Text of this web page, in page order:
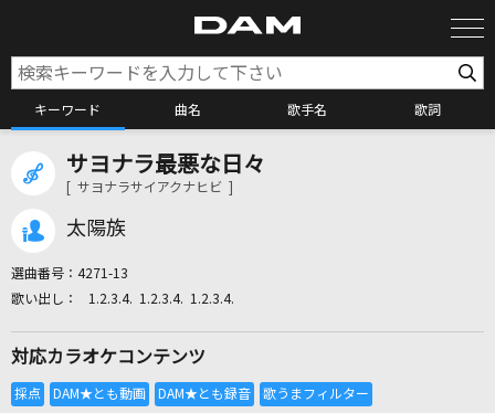
キーワード 曲名 歌手名 歌詞
カラオケ検索
全国りれき
サヨナラ最悪な日々
[ サヨナラサイアクナヒビ ]
太陽族
選曲番号： 4271-13
1.2.3.4. 1.2.3.4. 1.2.3.4.
対応カラオケコンテンツ